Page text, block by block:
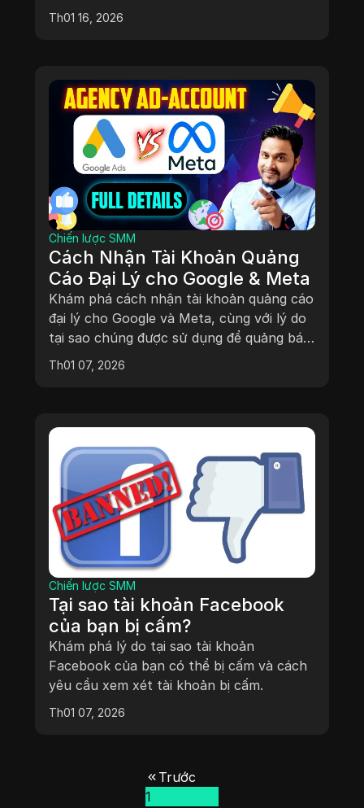
hôm nay.
Th01 16, 2026
Chiến lược SMM
Cách Nhận Tài Khoản Quảng
Cáo Đại Lý cho Google & Meta
Khám phá cách nhận tài khoản quảng cáo
đại lý cho Google và Meta, cùng với lý do
tại sao chúng được sử dụng để quảng bá
các sản phẩm đặc biệt.
Th01 07, 2026
Chiến lược SMM
Tại sao tài khoản Facebook
của bạn bị cấm?
Khám phá lý do tại sao tài khoản
Facebook của bạn có thể bị cấm và cách
yêu cầu xem xét tài khoản bị cấm.
Th01 07, 2026
Trước
1